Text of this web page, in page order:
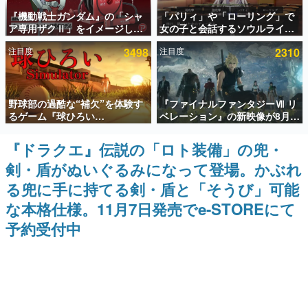
アプリセール情報
インタビュー
連載・特集一覧
殿堂入り記事
SNS拡散数が数千以上！ ページビュー数万以上！ などな
ど。多くの人々に読まれた、電ファミ渾身の“殿堂入り”記
事をまとめました。
ゲームの企画書
名作ゲームクリエイターの方々に製作時のエピソードをお
聞きし、ヒットする企画（ゲーム）とは何か？を探ってい
きます。
赫本
この物語を解いてはいけない。『赫本』は、〈試験問題〉
の形をした短編ホラー小説集です。
『機動戦士ガンダム』の「シャ
ア専用ザクⅡ」をイメージした
散水ホースリールが予約開始。
本体にはシャアのパーソナルマ
ークやジオン公国軍のエンブレ
ム、型式番号などを配置
「パリィ」や「ローリング」で
女の子と会話するソウルライク
恋愛ゲーム『小早川さんはソウ
ルライク』無料公開。返事に失
敗すると「YOU DIED」
注目度 3498
野球部の過酷な“補欠”を体験す
るゲーム『球ひろい
Simulator』が「1件」のウィッ
シュリストをもとにチェコ語に
対応しSNSで話題に。『キング
ダム・カム』開発元やチェコの
プロ野球選手から称賛の声
注目度 2310
『ファイナルファンタジーⅦ リ
ベレーション』の新映像が8月
26日早朝に公開へ。『FF7』リ
メイクシリーズの完結編、
「gamescom」のオープニング
ナイトライブにてディレクター
の浜口直樹氏が登壇する予定
『ドラクエ』伝説の「ロト装備」の兜・
剣・盾がぬいぐるみになって登場。かぶれ
る兜に手に持てる剣・盾と「そうび」可能
な本格仕様。11月7日発売でe-STOREにて
予約受付中